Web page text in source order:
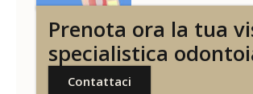
Prenota ora la tua
specialistica
Contattaci